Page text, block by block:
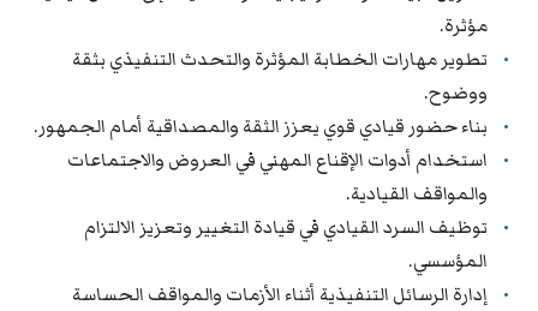
مؤثرة.
تطوير مهارات الخطابة المؤثرة والتحدث التنفيذي بثقة
ووضوح.
بناء حضور قيادي قوي يعزز الثقة والمصداقية أمام الجمهور.
استخدام أدوات الإقناع المهني في العروض والاجتماعات
والمواقف القيادية.
توظيف السرد القيادي في قيادة التغيير وتعزيز الالتزام
المؤسسي.
إدارة الرسائل التنفيذية أثناء الأزمات والمواقف الحساسة